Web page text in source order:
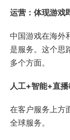
运营：体现游戏
中国游戏在海外
是服务。这个思
多个方面。
人工+智能+直
在客户服务上方
全球服务。